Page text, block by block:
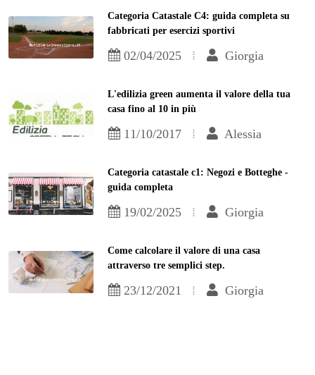
Categoria Catastale C4: guida completa su
fabbricati per esercizi sportivi
02/04/2025 Giorgia
L'edilizia green aumenta il valore della tua
casa fino al 10 in più
11/10/2017 Alessia
Categoria catastale c1: Negozi e Botteghe -
guida completa
19/02/2025 Giorgia
Come calcolare il valore di una casa
attraverso tre semplici step.
23/12/2021 Giorgia